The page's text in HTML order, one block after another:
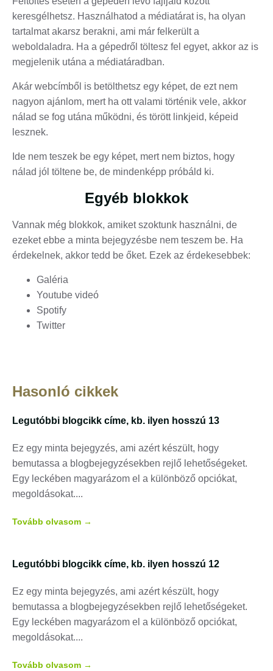
keresgélhetsz. Használhatod a médiatárat is, ha olyan
tartalmat akarsz berakni, ami már felkerült a
weboldaladra. Ha a gépedről töltesz fel egyet, akkor az is
megjelenik utána a médiatáradban.
Akár webcímből is betölthetsz egy képet, de ezt nem
nagyon ajánlom, mert ha ott valami történik vele, akkor
nálad se fog utána működni, és törött linkjeid, képeid
lesznek.
Ide nem teszek be egy képet, mert nem biztos, hogy
nálad jól töltene be, de mindenképp próbáld ki.
Egyéb blokkok
Vannak még blokkok, amiket szoktunk használni, de
ezeket ebbe a minta bejegyzésbe nem teszem be. Ha
érdekelnek, akkor tedd be őket. Ezek az érdekesebbek:
Galéria
Youtube videó
Spotify
Twitter
Hasonló cikkek
Legutóbbi blogcikk címe, kb. ilyen hosszú 13
Ez egy minta bejegyzés, ami azért készült, hogy
bemutassa a blogbejegyzésekben rejlő lehetőségeket.
Egy leckében magyarázom el a különböző opciókat,
megoldásokat.
Tovább olvasom →
Legutóbbi blogcikk címe, kb. ilyen hosszú 12
Ez egy minta bejegyzés, ami azért készült, hogy
bemutassa a blogbejegyzésekben rejlő lehetőségeket.
Egy leckében magyarázom el a különböző opciókat,
megoldásokat.
Tovább olvasom →